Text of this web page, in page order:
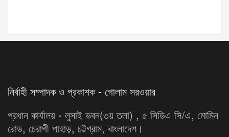
নির্বাহী সম্পাদক ও প্রকাশক - গোলাম সরওয়ার
প্রধান কার্যালয় - লুসাই ভবন(৩য় তলা) , ৫ সিডিএ সি/এ, মোমিন
রোড, চেরাগী পাহাড়, চট্টগ্রাম, বাংলাদেশ।